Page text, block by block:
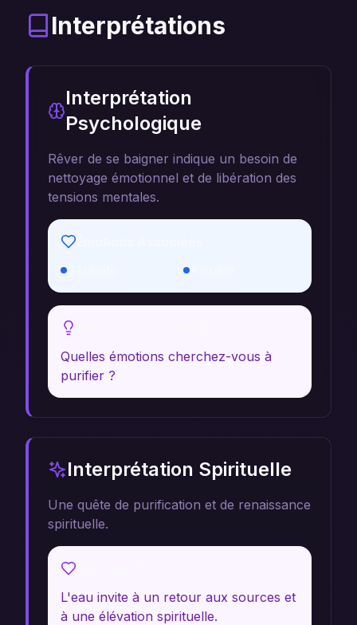
Interprétations
Interprétation
Psychologique
Rêver de se baigner indique un besoin de
nettoyage émotionnel et de libération des
tensions mentales.
Anxiété
Quelles émotions cherchez-vous à
purifier ?
Interprétation Spirituelle
Une quête de purification et de renaissance
spirituelle.
L'eau invite à un retour aux sources et
à une élévation spirituelle.